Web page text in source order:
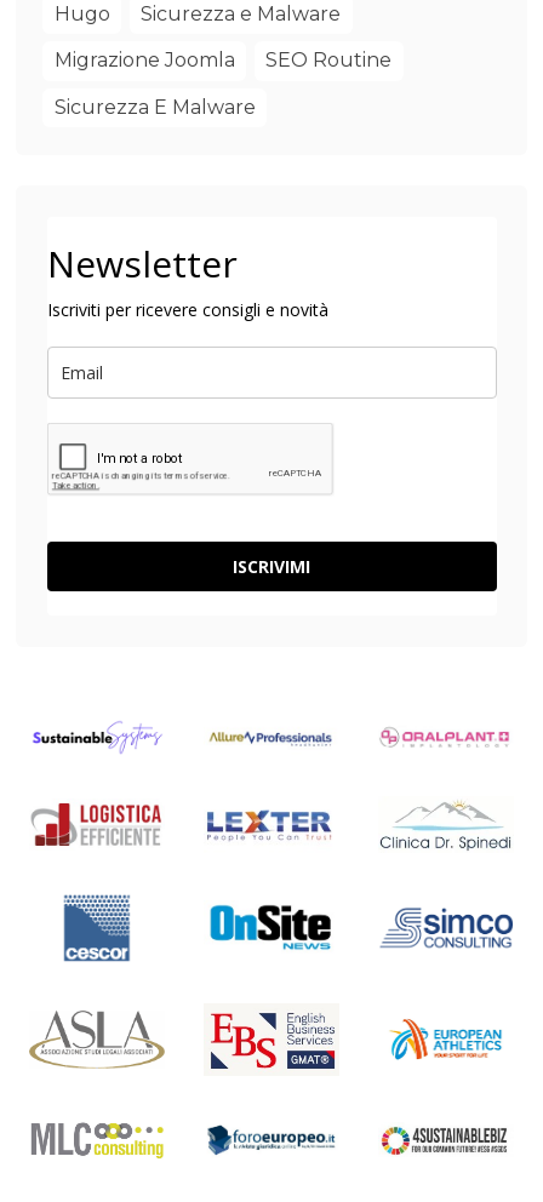
Hugo Sicurezza e Malware
Migrazione Joomla SEO Routine
Sicurezza E Malware
Newsletter
Iscriviti per ricevere consigli e novità
ISCRIVIMI